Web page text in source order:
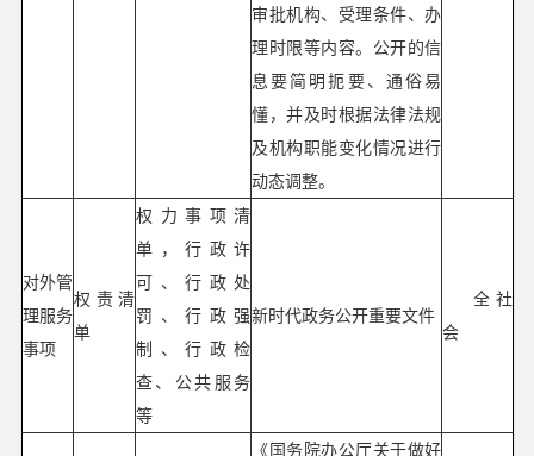
审批机构、受理条件、办
理时限等内容。公开的信
息要简明扼要、通俗易
懂，并及时根据法律法规
及机构职能变化情况进行
动态调整。
对外管
理服务
事项
权责清
单
权力事项清
单，行政许
可、行政处
罚、行政强
制、行政检
查、公共服务
等
新时代政务公开重要文件
全社
会
《国务院办公厅关于做好